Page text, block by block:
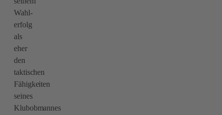
Wahl-
erfolg
als
eher
den
taktischen
Fähigkeiten
seines
Klubobmannes